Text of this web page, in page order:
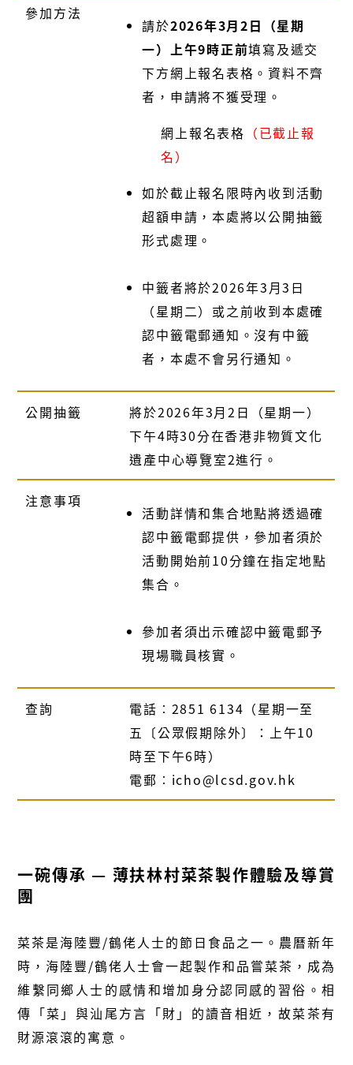
參加方法
請於2026年3月2日（星期
一）上午9時正前填寫及遞交
下方網上報名表格。資料不齊
者，申請將不獲受理。
網上報名表格 （已截止報
名）
如於截止報名限時內收到活動
超額申請，本處將以公開抽籤
形式處理。
中籤者將於2026年3月3日
（星期二）或之前收到本處確
認中籤電郵通知。沒有中籤
者，本處不會另行通知。
公開抽籤
將於2026年3月2日（星期一）
下午4時30分在香港非物質文化
遺產中心導覽室2進行。
注意事項
活動詳情和集合地點將透過確
認中籤電郵提供，參加者須於
活動開始前10分鐘在指定地點
集合。
參加者須出示確認中籤電郵予
現場職員核實。
查詢
電話︰2851 6134（星期一至
五〔公眾假期除外〕：上午10
時至下午6時）
電郵︰icho@lcsd.gov.hk
一碗傳承 — 薄扶林村菜茶製作體驗及導賞
團
菜茶是海陸豐/鶴佬人士的節日食品之一。農曆新年
時，海陸豐/鶴佬人士會一起製作和品嘗菜茶，成為
維繫同鄉人士的感情和增加身分認同感的習俗。相
傳「菜」與汕尾方言「財」的讀音相近，故菜茶有
財源滾滾的寓意。